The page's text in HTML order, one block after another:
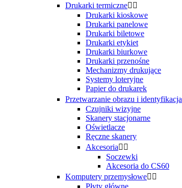
Drukarki termiczne 
Drukarki kioskowe
Drukarki panelowe
Drukarki biletowe
Drukarki etykiet
Drukarki biurkowe
Drukarki przenośne
Mechanizmy drukujące
Systemy loteryjne
Papier do drukarek
Przetwarzanie obrazu i identyfikacja
Czujniki wizyjne
Skanery stacjonarne
Oświetlacze
Ręczne skanery
Akcesoria 
Soczewki
Akcesoria do CS60
Komputery przemysłowe 
Płyty główne